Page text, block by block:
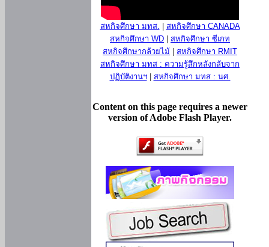
สหกิจศึกษา มทส.
สหกิจศึกษา CANADA
สหกิจศึกษา WD
สหกิจศึกษา ซีเกท
สหกิจศึกษากล้วยไม้
สหกิจศึกษา RMIT
สหกิจศึกษา มทส : ความรู้สึกหลังกลับจาก
ปฏิบัติงานฯ| สหกิจศึกษา มทส : นศ.
Content on this page requires a newer
version of Adobe Flash Player.